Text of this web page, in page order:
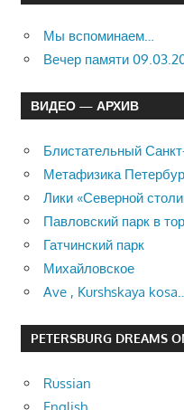
Мы вспоминаем…
Вечер памяти
ВИДЕО — АРХИВ
Блистательный
Метафизика
Лики «Северной
Павловский парк в
Гатчинский парк
Михайловское
Ave , Kurshskaya
PETERSBURG DREAMS
Russian